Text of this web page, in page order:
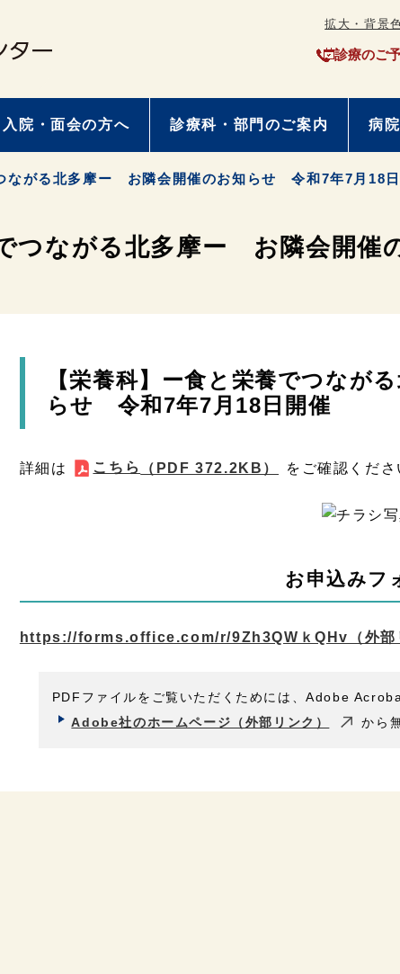
拡大・背景
診療のご
入院・面会の方へ 診療科・部門のご案内 病
ながる北多摩ー お隣会開催のお知らせ 令和7年7月18
でつながる北多摩ー お隣会開
【栄養科】ー食と栄養でつなが
らせ 令和7年7月18日開催
詳細は こちら （PDF 372.2KB） をご確認くださ
お申込みフ
https://forms.office.com/r/9Zh3QWｋQHv （外
PDFファイルをご覧いただくためには、Adobe
Adobe社のホームページ（外部リンク）
から